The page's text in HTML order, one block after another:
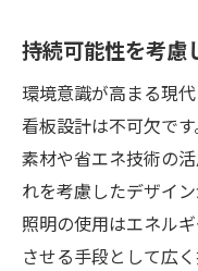
インフルエ
新たな広
デジタル看板で
方法
高解像度デ
カラー理論
持続可能性を考慮
環境意識が高まる現
看板設計は不可欠で
素材や省エネ技術の
れを考慮したデザイ
照明の使用はエネル
させる手段として広